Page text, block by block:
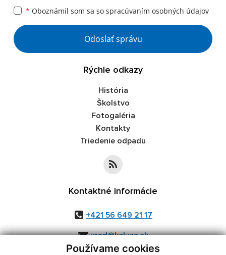
Používame cookies
* Oboznámil som sa so spracúvaním osobných údajov
Google reCaptcha Response
Odoslať správu
Rýchle odkazy
História
Školstvo
Fotogaléria
Kontakty
Triedenie odpadu
Kontaktné informácie
+421 56 649 21 17
urad@kaluza.sk